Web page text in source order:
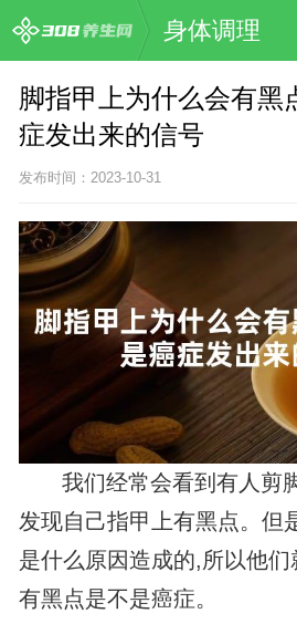
身体调理
脚指甲上为什么会有黑
症发出来的信号
发布时间：2023-10-31
我们经常会看到有人剪
发现自己指甲上有黑点。但
是什么原因造成的,所以他
有黑点是不是癌症。